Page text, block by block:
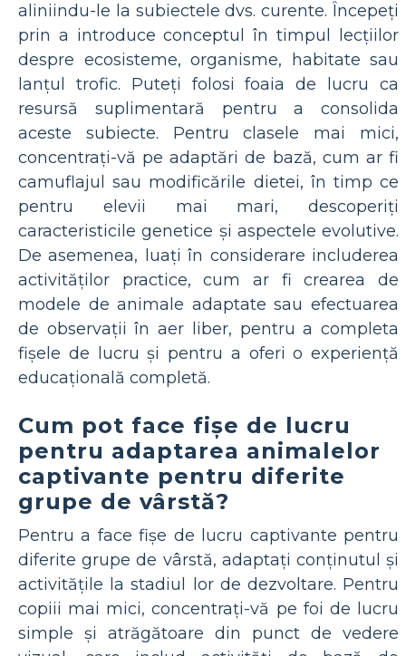
aliniindu-le la subiectele dvs. curente. Începeți
prin a introduce conceptul în timpul lecțiilor
despre ecosisteme, organisme, habitate sau
lanțul trofic. Puteți folosi foaia de lucru ca
resursă suplimentară pentru a consolida
aceste subiecte. Pentru clasele mai mici,
concentrați-vă pe adaptări de bază, cum ar fi
camuflajul sau modificările dietei, în timp ce
pentru elevii mai mari, descoperiți
caracteristicile genetice și aspectele evolutive.
De asemenea, luați în considerare includerea
activităților practice, cum ar fi crearea de
modele de animale adaptate sau efectuarea
de observații în aer liber, pentru a completa
fișele de lucru și pentru a oferi o experiență
educațională completă.
Cum pot face fișe de lucru
pentru adaptarea animalelor
captivante pentru diferite
grupe de vârstă?
Pentru a face fișe de lucru captivante pentru
diferite grupe de vârstă, adaptați conținutul și
activitățile la stadiul lor de dezvoltare. Pentru
copiii mai mici, concentrați-vă pe foi de lucru
simple și atrăgătoare din punct de vedere